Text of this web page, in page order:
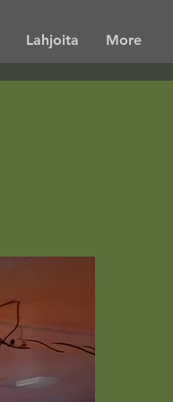
Lahjoita More